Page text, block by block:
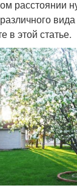
расстоянии
в этой статье.